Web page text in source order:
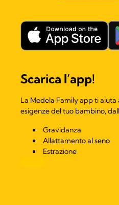
Scarica l’app!
La Medela Family app ti
esigenze del tuo bambino,
Gravidanza
Allattamento al seno
Estrazione